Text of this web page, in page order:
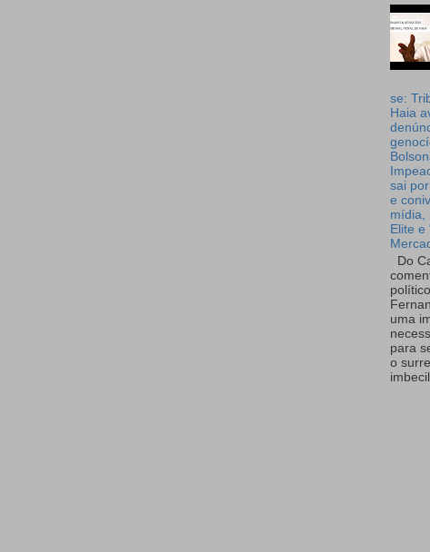
se:
Haia
sai
e
mídia,
Elite e
Do
uma
para
o